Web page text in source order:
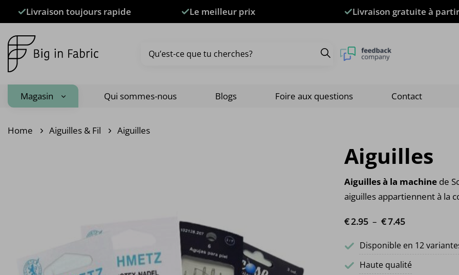
Livraison toujours rapide Le meilleur prix Livraison gratuite à
pour :
Magasin Qui sommes-nous Blogs Foire aux questions Contact
Home Aiguilles & Fil Aiguilles
Aiguilles
Aiguilles à la machine de
aiguilles appartiennent à la
€2.95 – €7.45
Disponible en 12
Haute qualité